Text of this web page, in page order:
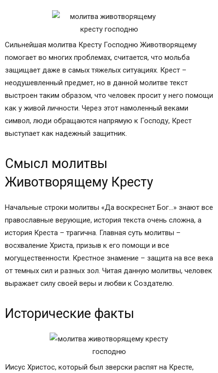
Сильнейшая молитва Кресту Господню Животворящему
помогает во многих проблемах, считается, что мольба
защищает даже в самых тяжелых ситуациях. Крест –
неодушевленный предмет, но в данной молитве текст
выстроен таким образом, что человек просит у него помощи
как у живой личности. Через этот намоленный веками
символ, люди обращаются напрямую к Господу, Крест
выступает как надежный защитник.
Смысл молитвы
Животворящему Кресту
Начальные строки молитвы «Да воскреснет Бог…» знают все
православные верующие, история текста очень сложна, а
история Креста – трагична. Главная суть молитвы –
восхваление Христа, призыв к его помощи и все
могущественности. Крестное знамение – защита на все века
от темных сил и разных зол. Читая данную молитвы, человек
выражает силу своей веры и любви к Создателю.
Исторические факты
Иисус Христос, который был зверски распят на Кресте,